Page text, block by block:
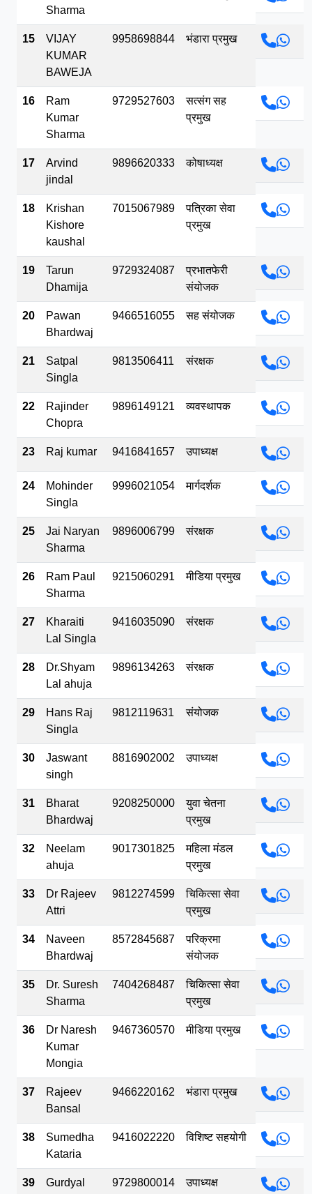
Sharma
15
VIJAY
KUMAR
BAWEJA
9958698844 भंडारा प्रमुख
16
Ram
Kumar
Sharma
9729527603
सत्संग सह
प्रमुख
17
Arvind
jindal
9896620333 कोषाध्यक्ष
18
Krishan
Kishore
kaushal
7015067989
पत्रिका सेवा
प्रमुख
19
Tarun
Dhamija
9729324087
प्रभातफेरी
संयोजक
20
Pawan
Bhardwaj
9466516055 सह संयोजक
21
Satpal
Singla
9813506411 संरक्षक
22
Rajinder
Chopra
9896149121 व्यवस्थापक
23 Raj kumar 9416841657 उपाध्यक्ष
24
Mohinder
Singla
9996021054 मार्गदर्शक
25
Jai Naryan
Sharma
9896006799 संरक्षक
26
Ram Paul
Sharma
9215060291 मीडिया प्रमुख
27
Kharaiti
Lal Singla
9416035090 संरक्षक
28
Dr.Shyam
Lal ahuja
9896134263 संरक्षक
29
Hans Raj
Singla
9812119631 संयोजक
30
Jaswant
singh
8816902002 उपाध्यक्ष
31
Bharat
Bhardwaj
9208250000
युवा चेतना
प्रमुख
32
Neelam
ahuja
9017301825
महिला मंडल
प्रमुख
33
Dr Rajeev
Attri
9812274599
चिकित्सा सेवा
प्रमुख
34
Naveen
Bhardwaj
8572845687
परिक्रमा
संयोजक
35
Dr. Suresh
Sharma
7404268487
चिकित्सा सेवा
प्रमुख
36
Dr Naresh
Kumar
Mongia
9467360570 मीडिया प्रमुख
37
Rajeev
Bansal
9466220162 भंडारा प्रमुख
38
Sumedha
Kataria
9416022220 विशिष्ट सहयोगी
39
Gurdyal
9729800014 उपाध्यक्ष